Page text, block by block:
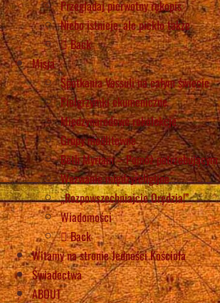
Przeglądaj pierwotny rękopis
Niebo istnieje, ale piekło także
Back
Misja
Spotkania Vassuli na całym świecie
Pielgrzymki ekumeniczne
Międzynarodowe rekolekcje
Grupy modlitewne
Beth Myriam – Pomóż potrzebującym
Wezwanie międzyreligijne
„Rozpowszechniajcie Orędzia!”
Wiadomości
Back
Witamy na stronie Jedności Kościoła
Świadectwa
ABOUT